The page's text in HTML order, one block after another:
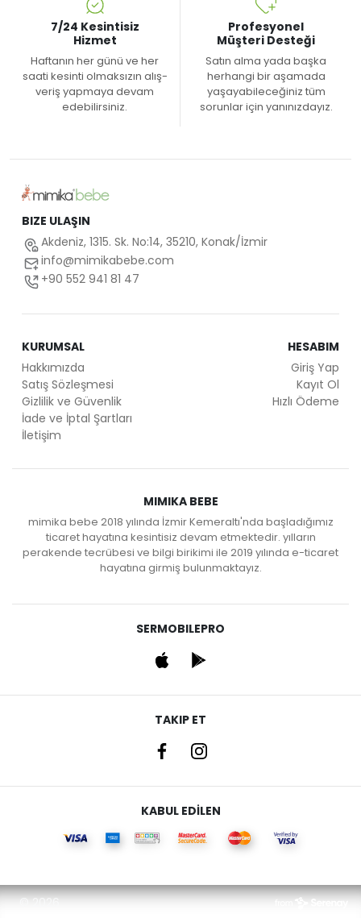
7/24 Kesintisiz
Hizmet
Haftanın her günü ve her
saati kesinti olmaksızın alış-
veriş yapmaya devam
edebilirsiniz.
Profesyonel
Müşteri Desteği
Satın alma yada başka
herhangi bir aşamada
yaşayabileceğiniz tüm
sorunlar için yanınızdayız.
BIZE ULAŞIN
Akdeniz, 1315. Sk. No:14, 35210, Konak/İzmir
info@mimikabebe.com
+90 552 941 81 47
KURUMSAL
Hakkımızda
Satış Sözleşmesi
Gizlilik ve Güvenlik
İade ve İptal Şartları
İletişim
HESABIM
Giriş Yap
Kayıt Ol
Hızlı Ödeme
MIMIKA BEBE
mimika bebe 2018 yılında İzmir Kemeraltı'nda başladığımız
ticaret hayatına kesintisiz devam etmektedir. yılların
perakende tecrübesi ve bilgi birikimi ile 2019 yılında e-ticaret
hayatına girmiş bulunmaktayız.
SERMOBILEPRO
TAKIP ET
KABUL EDİLEN
© 2026